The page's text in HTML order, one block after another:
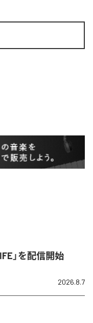
」を配信開始
2026.8.7